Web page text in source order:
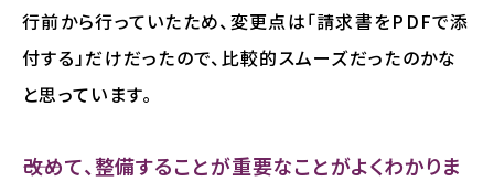
行前から行っていたため、変更点は「請求書をPDFで添
付する」だけだったので、比較的スムーズだったのかな
と思っています。
――改めて、整備することが重要なことがよくわかりま